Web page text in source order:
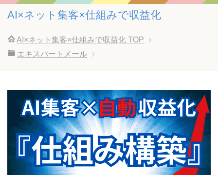
AI×ネット集客×仕組みで収益化
AI×ネット集客×仕組みで収益化 TOP
エキスパートメール